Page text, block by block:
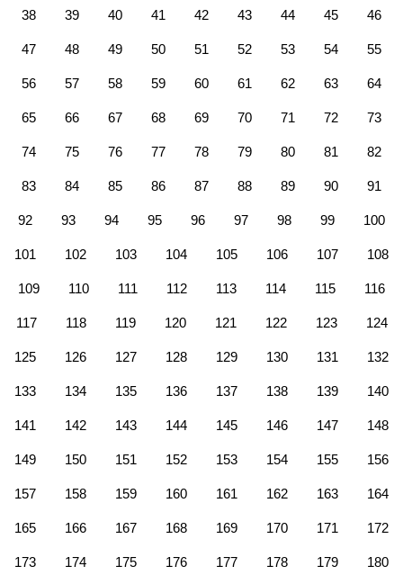
38 39 40 41 42 43 44 45 46
47 48 49 50 51 52 53 54 55
56 57 58 59 60 61 62 63 64
65 66 67 68 69 70 71 72 73
74 75 76 77 78 79 80 81 82
83 84 85 86 87 88 89 90 91
92 93 94 95 96 97 98 99 100
101 102 103 104 105 106 107 108
109 110 111 112 113 114 115 116
117 118 119 120 121 122 123 124
125 126 127 128 129 130 131 132
133 134 135 136 137 138 139 140
141 142 143 144 145 146 147 148
149 150 151 152 153 154 155 156
157 158 159 160 161 162 163 164
165 166 167 168 169 170 171 172
173 174 175 176 177 178 179 180